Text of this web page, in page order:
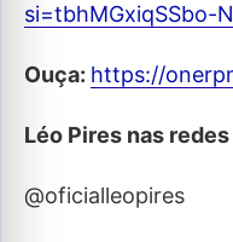
si=tbhMGxiqSSbo-
Ouça: https://
Léo Pires nas redes
@oficialleopires